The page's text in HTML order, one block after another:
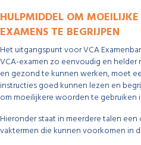
HULPMIDDEL OM
EXAMENS TE BEGRIJPEN
Het uitgangspunt voor VCA
VCA-examen zo eenvoudig en
en gezond te kunnen werken, moet
instructies goed kunnen lezen en
om moeilijkere woorden te gebruiken
Hieronder staat in meerdere talen
vaktermen die kunnen voorkomen in